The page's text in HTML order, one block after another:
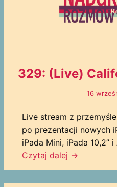
329: (Live)
16
Live stream z
po prezentacji nowych
iPada Mini, iPada 10,2”
Czytaj dalej →